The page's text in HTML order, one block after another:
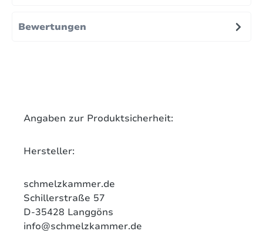
Bewertungen
Angaben zur Produktsicherheit:
Hersteller:
schmelzkammer.de
Schillerstraße 57
D-35428 Langgöns
info@schmelzkammer.de